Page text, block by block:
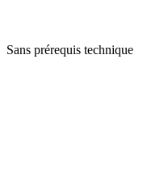
Sans prérequis technique